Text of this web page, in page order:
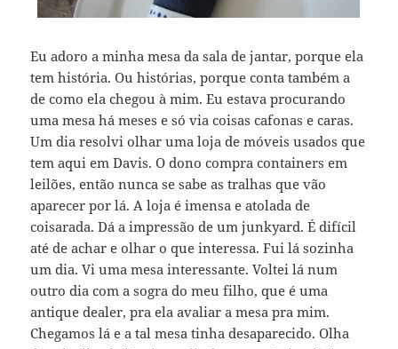
Eu adoro a minha mesa da sala de jantar, porque ela
tem história. Ou histórias, porque conta também a
de como ela chegou à mim. Eu estava procurando
uma mesa há meses e só via coisas cafonas e caras.
Um dia resolvi olhar uma loja de móveis usados que
tem aqui em Davis. O dono compra containers em
leilões, então nunca se sabe as tralhas que vão
aparecer por lá. A loja é imensa e atolada de
coisarada. Dá a impressão de um junkyard. É difícil
até de achar e olhar o que interessa. Fui lá sozinha
um dia. Vi uma mesa interessante. Voltei lá num
outro dia com a sogra do meu filho, que é uma
antique dealer, pra ela avaliar a mesa pra mim.
Chegamos lá e a tal mesa tinha desaparecido. Olha